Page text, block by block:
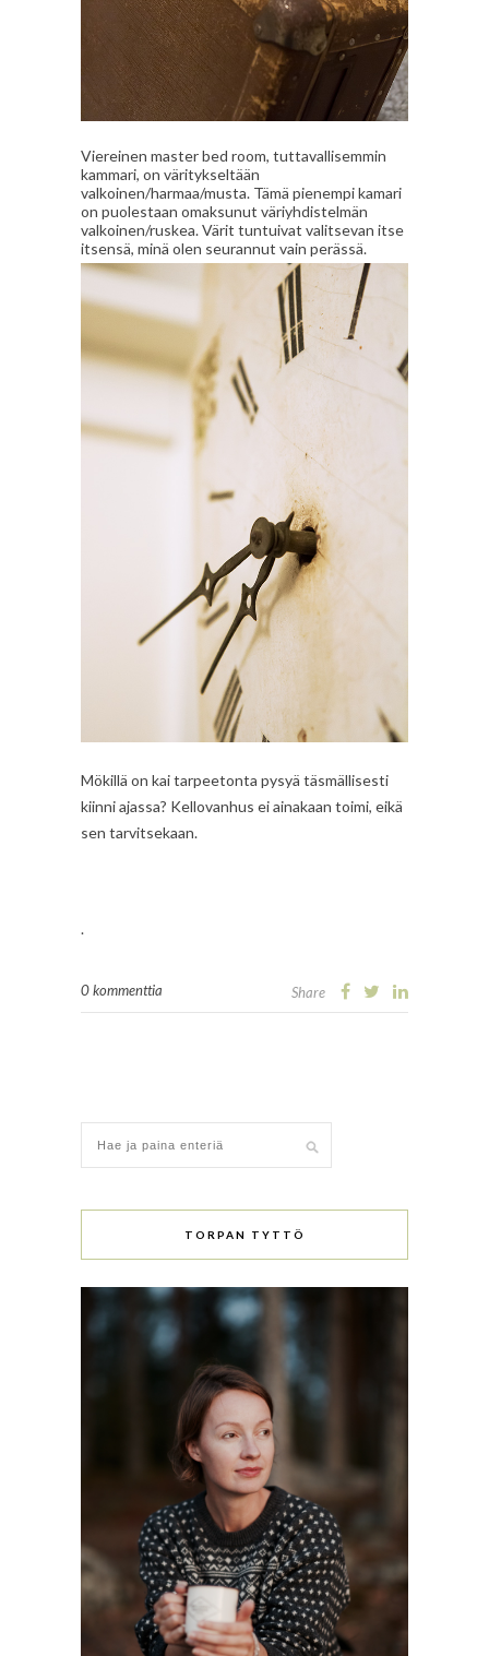
Viereinen master bed room, tuttavallisemmin
kammari, on väritykseltään
valkoinen/harmaa/musta. Tämä pienempi kamari
on puolestaan omaksunut väriyhdistelmän
valkoinen/ruskea. Värit tuntuivat valitsevan itse
itsensä, minä olen seurannut vain perässä.
Mökillä on kai tarpeetonta pysyä täsmällisesti
kiinni ajassa? Kellovanhus ei ainakaan toimi, eikä
sen tarvitsekaan.
.
0 kommenttia Share
TORPAN TYTTÖ